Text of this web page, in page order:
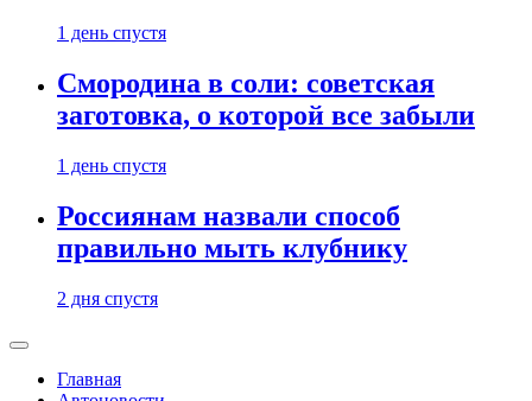
1 день спустя
Смородина в соли: советская
заготовка, о которой все забыли
1 день спустя
Россиянам назвали способ
правильно мыть клубнику
2 дня спустя
Главная